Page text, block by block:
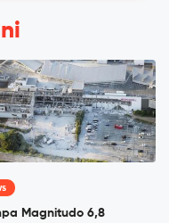
Magnitudo 6,8